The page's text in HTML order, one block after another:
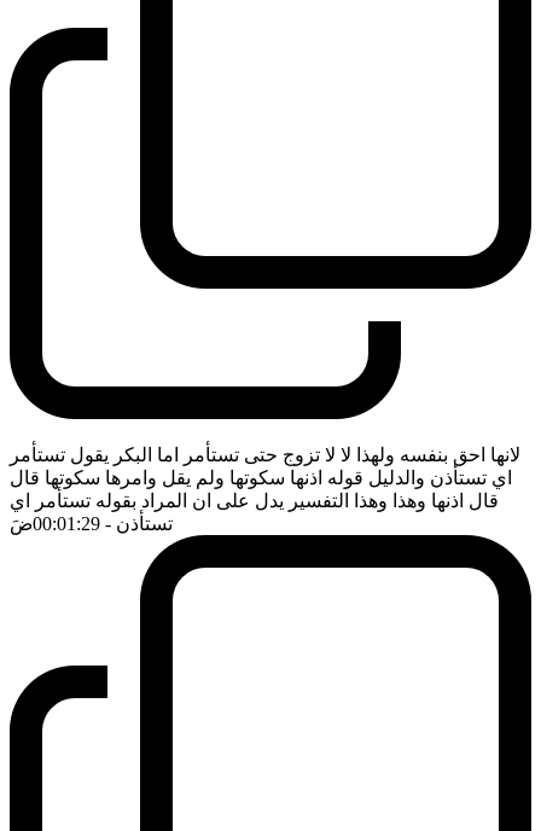
لانها احق بنفسه ولهذا لا لا تزوج حتى تستأمر اما البكر يقول تستأمر
اي تستأذن والدليل قوله اذنها سكوتها ولم يقل وامرها سكوتها قال
قال اذنها وهذا وهذا التفسير يدل على ان المراد بقوله تستأمر اي
تستأذن - 00:01:29 ضَ